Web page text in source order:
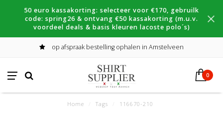
50 euro kassakorting: selecteer voor €170, gebruilk
code: spring26 & ontvang €50 kassakorting (m.u.v.
voordeel deals & basis kleuren lacoste polo´s)
op afspraak bestelling ophalen in Amstelveen
0
Home Tags 116670-210